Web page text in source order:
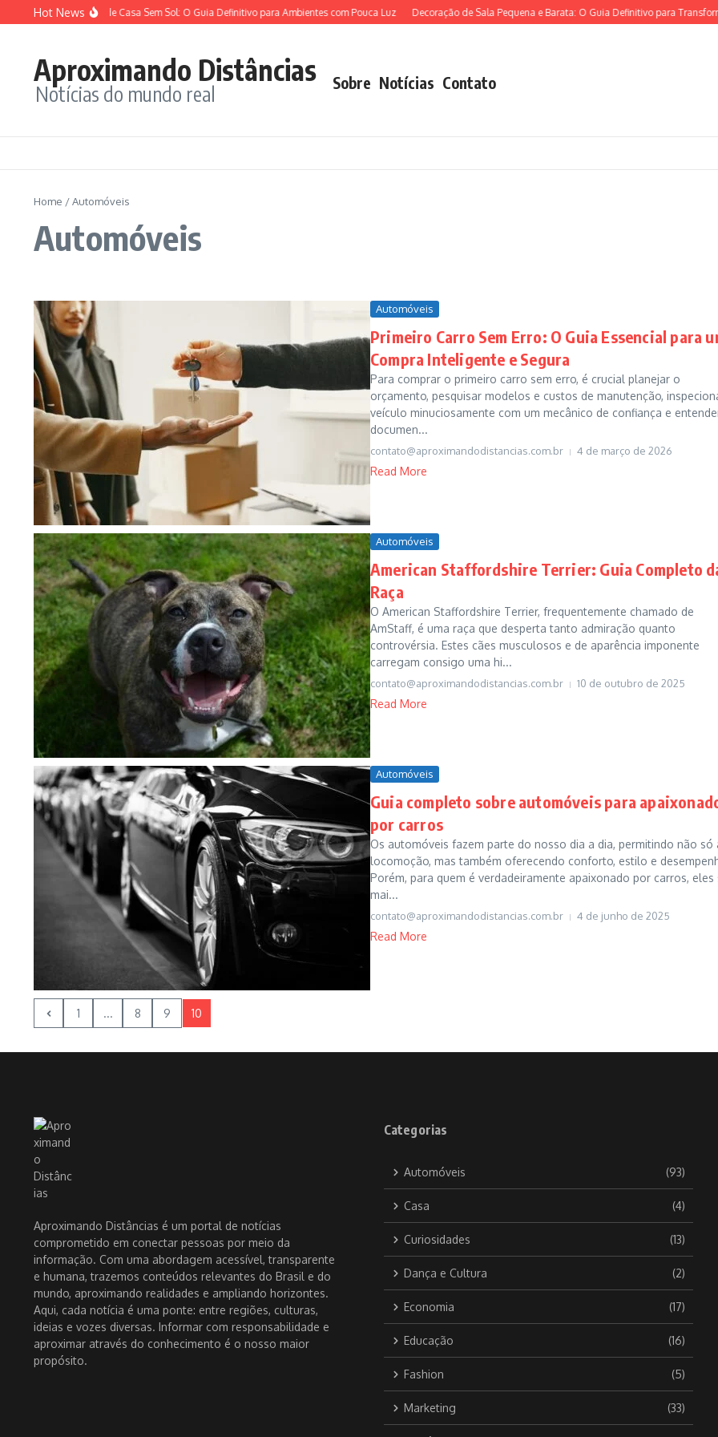
Ir para o conteúdo
Hot News
Plantas para Dentro de Casa Sem Sol: O Guia Definitivo para Ambientes com Pouca Luz Decoração de Sala Pequena e Barata: O Guia Definitivo para
Aproximando Distâncias
Notícias do mundo real Sobre Notícias Contato
Home /Automóveis
Automóveis
Automóveis
Primeiro Carro Sem Erro: O Guia Essencial para
Compra Inteligente e Segura
Para comprar o primeiro carro sem erro, é crucial planejar o
orçamento, pesquisar modelos e custos de manutenção,
veículo minuciosamente com um mecânico de confiança e
documen...
contato@aproximandodistancias.com.br 4 de março de 2026
Read More
Automóveis
American Staffordshire Terrier: Guia Completo
Raça
O American Staffordshire Terrier, frequentemente chamado de
AmStaff, é uma raça que desperta tanto admiração quanto
controvérsia. Estes cães musculosos e de aparência imponente
carregam consigo uma hi...
contato@aproximandodistancias.com.br 10 de outubro de 2025
Read More
Automóveis
Guia completo sobre automóveis para
por carros
Os automóveis fazem parte do nosso dia a dia, permitindo não só
locomoção, mas também oferecendo conforto, estilo e
Porém, para quem é verdadeiramente apaixonado por carros, eles
mai...
contato@aproximandodistancias.com.br 4 de junho de 2025
Read More
1 ... 8 9 10
Aproximando Distâncias é um portal de notícias
comprometido em conectar pessoas por meio da
informação. Com uma abordagem acessível, transparente
e humana, trazemos conteúdos relevantes do Brasil e do
mundo, aproximando realidades e ampliando horizontes.
Aqui, cada notícia é uma ponte: entre regiões, culturas,
ideias e vozes diversas. Informar com responsabilidade e
aproximar através do conhecimento é o nosso maior
propósito.
Categorias
Automóveis (93)
Casa (4)
Curiosidades (13)
Dança e Cultura (2)
Economia (17)
Educação (16)
Fashion (5)
Marketing (33)